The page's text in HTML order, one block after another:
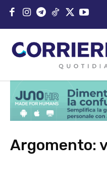
Argomento: